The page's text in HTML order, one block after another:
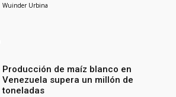
Wuinder Urbina
Producción de maíz blanco en
Venezuela supera un millón de
toneladas